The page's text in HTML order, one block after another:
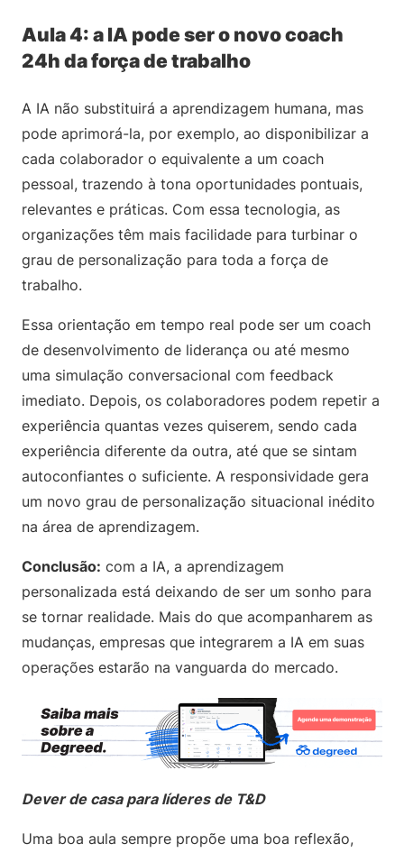
Aula 4: a IA pode ser o novo coach
24h da força de trabalho
A IA não substituirá a aprendizagem humana, mas
pode aprimorá-la, por exemplo, ao disponibilizar a
cada colaborador o equivalente a um coach
pessoal, trazendo à tona oportunidades pontuais,
relevantes e práticas. Com essa tecnologia, as
organizações têm mais facilidade para turbinar o
grau de personalização para toda a força de
trabalho.
Essa orientação em tempo real pode ser um coach
de desenvolvimento de liderança ou até mesmo
uma simulação conversacional com feedback
imediato. Depois, os colaboradores podem repetir a
experiência quantas vezes quiserem, sendo cada
experiência diferente da outra, até que se sintam
autoconfiantes o suficiente. A responsividade gera
um novo grau de personalização situacional inédito
na área de aprendizagem.
Conclusão: com a IA, a aprendizagem
personalizada está deixando de ser um sonho para
se tornar realidade. Mais do que acompanharem as
mudanças, empresas que integrarem a IA em suas
operações estarão na vanguarda do mercado.
Dever de casa para líderes de T&D
Uma boa aula sempre propõe uma boa reflexão,